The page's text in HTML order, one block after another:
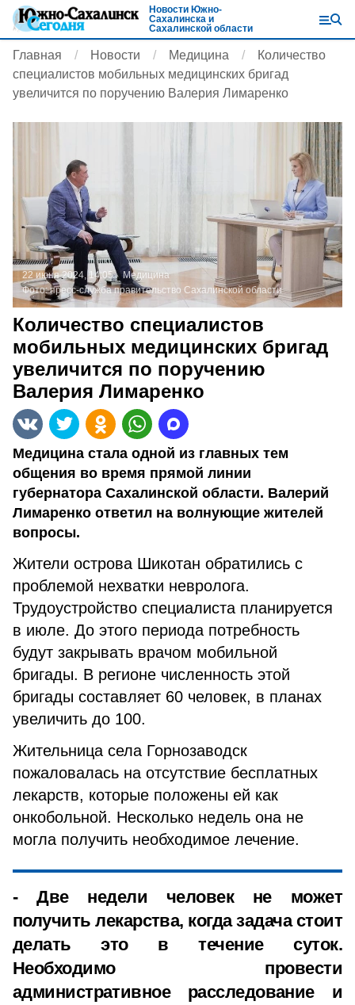
Новости Южно-
Сахалинска и
Сахалинской области
Главная Новости Медицина
Количество
специалистов мобильных медицинских бригад
увеличится по поручению Валерия Лимаренко
22 июня 2024, 14:05
Медицина
Фото:пресс-служба правительство Сахалинской области
Количество специалистов
мобильных медицинских бригад
увеличится по поручению
Валерия Лимаренко
Медицина стала одной из главных тем
общения во время прямой линии
губернатора Сахалинской области. Валерий
Лимаренко ответил на волнующие жителей
вопросы.
Жители острова Шикотан обратились с
проблемой нехватки невролога.
Трудоустройство специалиста планируется
в июле. До этого периода потребность
будут закрывать врачом мобильной
бригады. В регионе численность этой
бригады составляет 60 человек, в планах
увеличить до 100.
Жительница села Горнозаводск
пожаловалась на отсутствие бесплатных
лекарств, которые положены ей как
онкобольной. Несколько недель она не
могла получить необходимое лечение.
- Две недели человек не может
получить лекарства, когда задача стоит
делать это в течение суток.
Необходимо провести
административное расследование и